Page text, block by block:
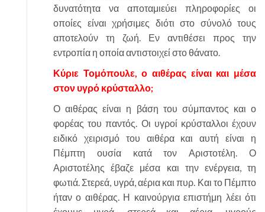
δυνατότητα να αποταμιεύει πληροφορίες οι
οποίες είναι χρήσιμες διότι στο σύνολό τους
αποτελούν τη ζωή. Εν αντιθέσει προς την
εντροπία η οποία αντιστοιχεί στο θάνατο.
Κύριε Τομόπουλε, ο αιθέρας είναι και μέσα
στον υγρό κρύσταλλο;
Ο αιθέρας είναι η βάση του σύμπαντος και ο
φορέας του παντός. Οι υγροί κρύσταλλοι έχουν
ειδικό χειρισμό του αιθέρα και αυτή είναι η
Πέμπτη ουσία κατά τον Αριστοτέλη. Ο
Αριστοτέλης έβαζε μέσα και την ενέργεια, τη
φωτιά. Στερεά, υγρά, αέρια και πυρ. Και το Πέμπτο
ήταν ο αιθέρας. Η καινούργια επιστήμη λέει ότι